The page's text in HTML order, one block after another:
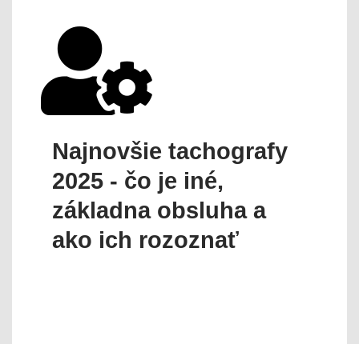
Najnovšie tachografy
2025 - čo je iné,
základna obsluha a
ako ich rozoznať